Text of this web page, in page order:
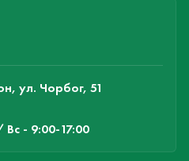
ул. Чорбог, 51
- 9:00-17:00